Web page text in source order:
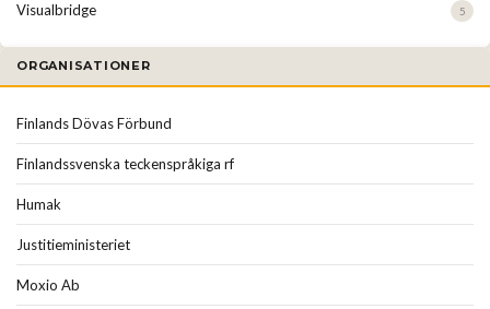
Visualbridge 5
ORGANISATIONER
Finlands Dövas Förbund
Finlandssvenska teckenspråkiga rf
Humak
Justitieministeriet
Moxio Ab